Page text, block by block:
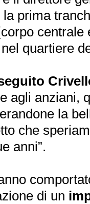
prima
centrale
quartiere
agli anziani,
la
che
anni”.
di un